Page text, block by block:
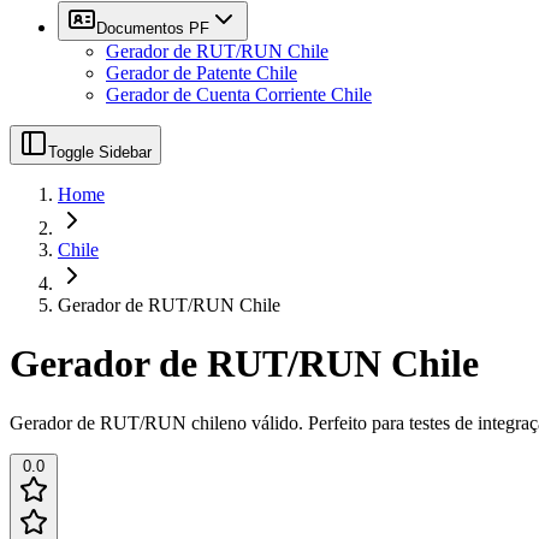
Documentos PF
Gerador de RUT/RUN Chile
Gerador de Patente Chile
Gerador de Cuenta Corriente Chile
Toggle Sidebar
Home
Chile
Gerador de RUT/RUN Chile
Gerador de RUT/RUN Chile
Gerador de RUT/RUN chileno válido. Perfeito para testes de
0.0